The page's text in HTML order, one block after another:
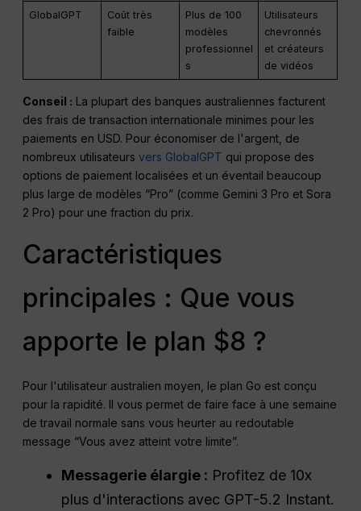
GlobalGPT
Coût très
faible
Plus de 100
modèles
professionnel
s
Utilisateurs
chevronnés
et créateurs
de vidéos
Conseil : La plupart des banques australiennes facturent
des frais de transaction internationale minimes pour les
paiements en USD. Pour économiser de l'argent, de
nombreux utilisateursvers GlobalGPT qui propose des
options de paiement localisées et un éventail beaucoup
plus large de modèles “Pro” (comme Gemini 3 Pro et Sora
2 Pro) pour une fraction du prix.
Caractéristiques
principales : Que vous
apporte le plan $8 ?
Pour l'utilisateur australien moyen, le plan Go est conçu
pour la rapidité. Il vous permet de faire face à une semaine
de travail normale sans vous heurter au redoutable
message “Vous avez atteint votre limite”.
Messagerie élargie : Profitez de 10x
plus d'interactions avec GPT-5.2 Instant.